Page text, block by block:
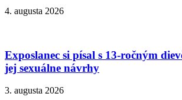
4. augusta 2026
Exposlanec si písal s 13-ročným
jej sexuálne návrhy
3. augusta 2026